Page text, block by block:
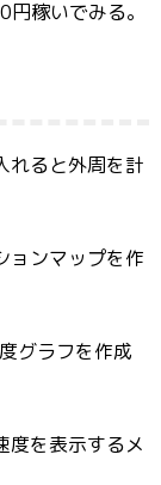
稼いでみる。
れると外周を計
ョンマップを作
グラフを作成
度を表示するメ